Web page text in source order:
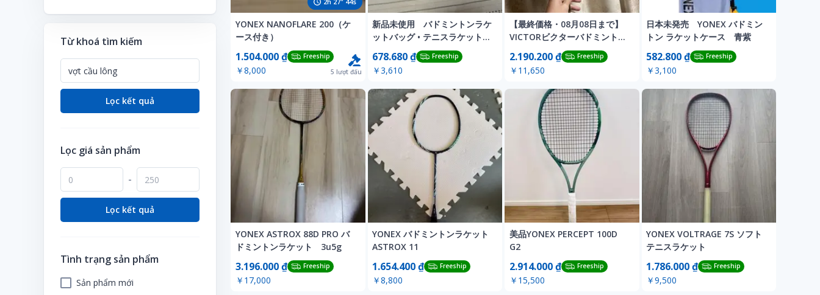
Túi
Tã / Đồ vệ sinh / Tắm
Thời trang / Phụ kiện
Trang trí/ lưu niệm
Máy ảnh
PC / Máy tính bảng
Phụ kiện điện thoại
Sắc đẹp / Sức khỏe
Thiết bị âm thanh
Thiết bị gia dụng
Đồ chơi
Đồ dùng nghệ thuật
Lưu niệm thần tượng
Lưu niệm truyện tranh
Sản phẩm nghệ thuật
Thẻ bài
Trò chơi trí tuệ/ giải trí
Các môn thể thao khác
Câu cá
Dã ngoại
Quần vợt
Tập thể dục
Trượt tuyết
Đồ uống - Giải khát
Dụng cụ văn phòng
Sản phẩm khác
Thực phẩm
Văn phòng phẩm/ Quà lưu niệm
Từ khoá tìm kiếm
Lọc kết quả
Lọc giá sản phẩm
-
Lọc kết quả
Tình trạng sản phẩm
Sản phẩm mới
YONEX NANOFLARE 200（ケ
ース付き）
1.504.000 ₫ Freeship
￥8,000 5 lượt đấu
新品未使用 バドミントンラケ
ットバッグ • テニスラケットバ
678.680 ₫ Freeship
￥3,610
【最終価格・08月08日まで】
VICTORビクターバドミントン
ラケット 4UG5
2.190.200 ₫ Freeship
￥11,650
日本未発売 YONEX バドミン
トン ラケットケース 青紫
582.800 ₫ Freeship
￥3,100
YONEX ASTROX 88D PRO バ
ドミントンラケット 3u5g
3.196.000 ₫ Freeship
￥17,000
YONEX バドミントンラケット
ASTROX 11
1.654.400 ₫ Freeship
￥8,800
美品YONEX PERCEPT 100D
G2
2.914.000 ₫ Freeship
￥15,500
YONEX VOLTRAGE 7S ソフト
テニスラケット
1.786.000 ₫ Freeship
￥9,500